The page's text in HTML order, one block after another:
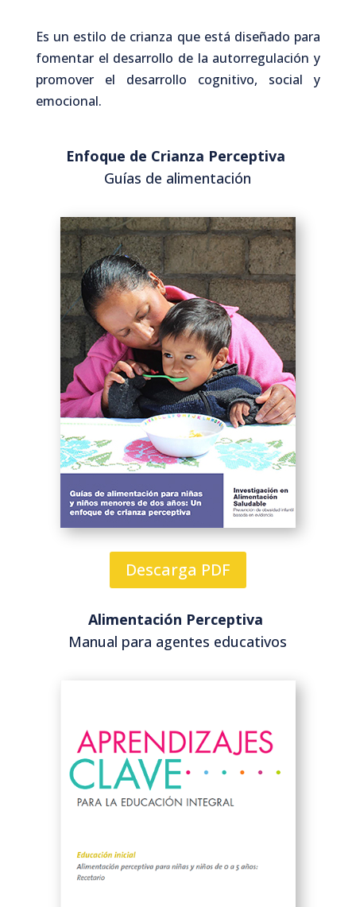
Es un estilo de crianza que está diseñado para
fomentar el desarrollo de la autorregulación y
promover el desarrollo cognitivo, social y
emocional.
Enfoque de Crianza Perceptiva
Guías de alimentación
Descarga PDF
Alimentación Perceptiva
Manual para agentes educativos